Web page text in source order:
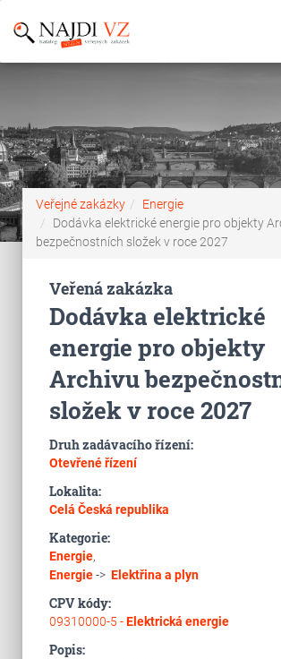
Veřejné zakázky
Energie
Dodávka elektrické energie pro objekty
bezpečnostních složek v roce 2027
Veřená zakázka
Dodávka elektrické
energie pro objekty
Archivu
složek v roce 2027
Druh zadávacího řízení:
Otevřené řízení
Lokalita:
Celá Česká republika
Kategorie:
Energie,
Energie-> Elektřina a plyn
CPV kódy:
09310000-5 -Elektrická energie
Popis: